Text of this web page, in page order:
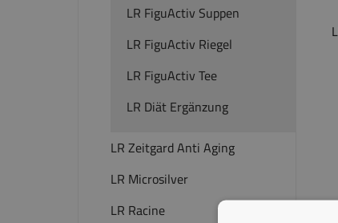
LR FiguActiv Suppen
LR FiguActiv Riegel
LR FiguActiv Tee
LR Diät Ergänzung
LR Zeitgard Anti Aging
LR Microsilver
LR Racine